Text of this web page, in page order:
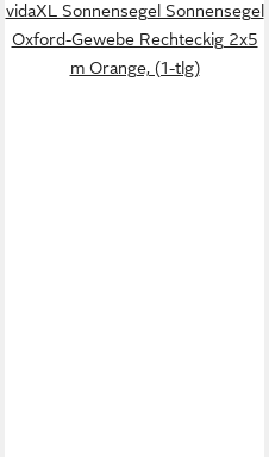
vidaXL Sonnensegel Sonnensegel
Oxford-Gewebe Rechteckig 2x5
m Orange, (1-tlg)